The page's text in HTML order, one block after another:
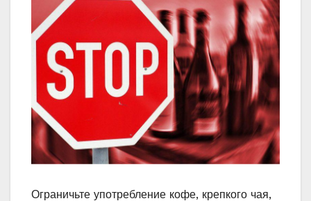
Ограничьте употребление кофе, крепкого чая,